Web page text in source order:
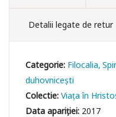
Detalii legate de retur
Categorie: Filocalia
duhovniceşti
Colectie:Viața în
Data apariției: 2017